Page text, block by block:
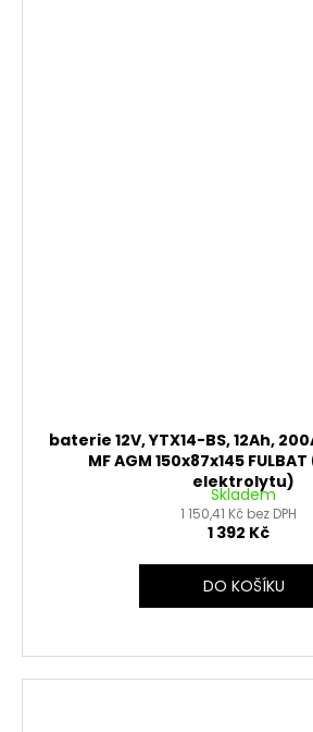
baterie 12V, YTX14-BS, 12Ah,
MF AGM 150x87x145
elektrolytu)
Skladem
1 150,41 Kč bez DPH
1 392 Kč
DO KOŠÍKU